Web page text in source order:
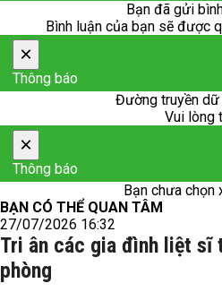
Bạn đã gửi
Bình luận của bạn sẽ được
×
Thông báo
Đường truyền dữ
Vui lòng
×
Thông báo
Bạn chưa chọn
BẠN CÓ THỂ QUAN TÂM
27/07/2026 16:32
Tri ân các gia đình liệt
phòng